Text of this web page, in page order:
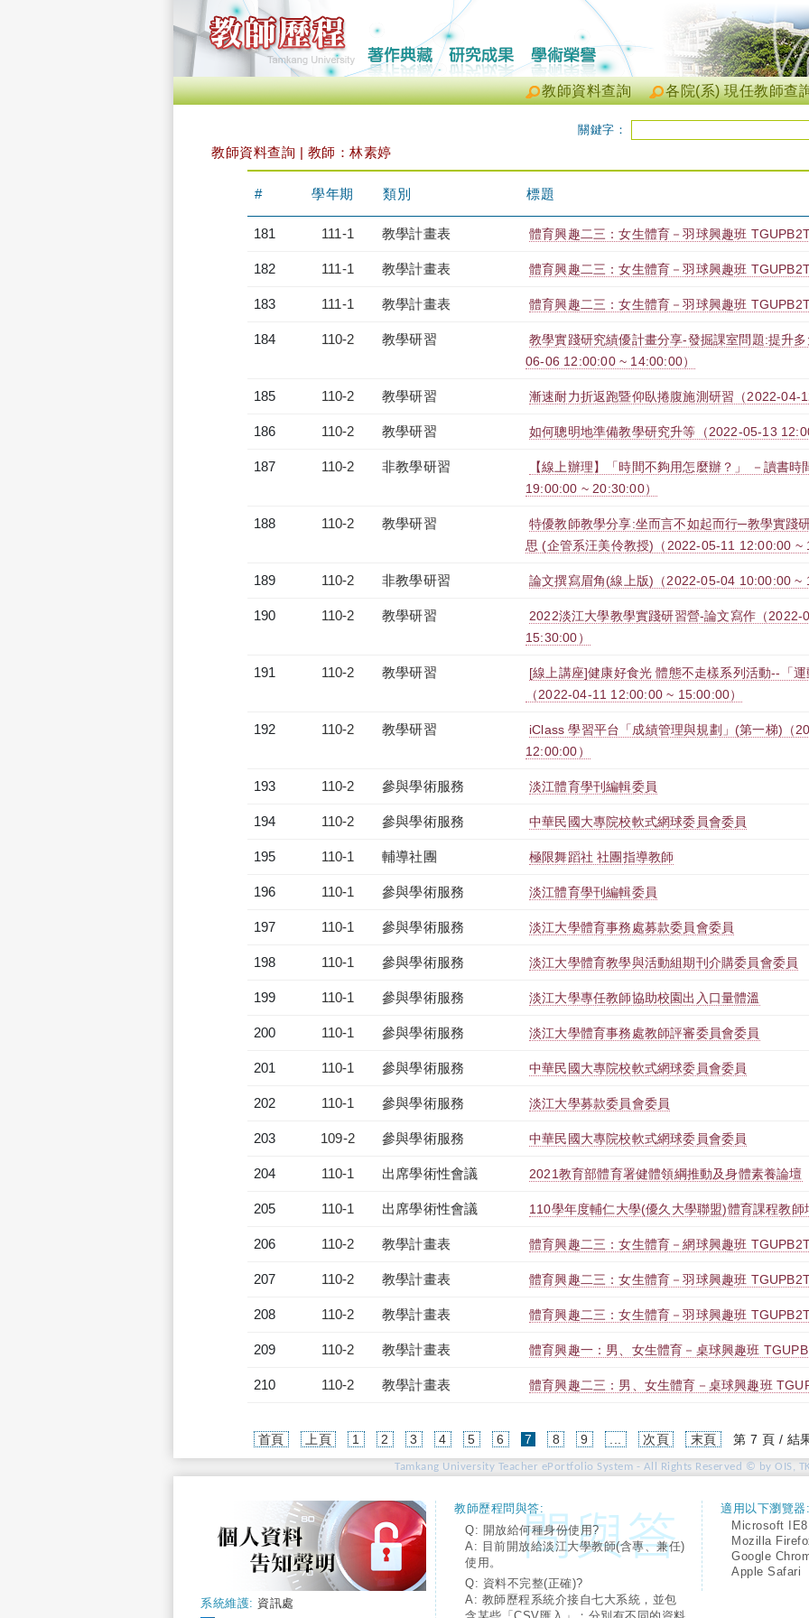
各院(系) 現任教師查
教師資料查詢
關鍵字：
教師資料查詢 | 教師：林素婷
# 學年期 類別 標題
181 111-1 教學計畫表 體育興趣二三：女生體育－羽球興趣班
182 111-1 教學計畫表 體育興趣二三：女生體育－羽球興趣班
183 111-1 教學計畫表 體育興趣二三：女生體育－羽球興趣班
184 110-2 教學研習
教學實踐研究績優計畫分享-發掘課室問題:提升
06-06 12:00:00 ~ 14:00:00）
185 110-2 教學研習 漸速耐力折返跑暨仰臥捲腹施測研習（2022-04-
186 110-2 教學研習 如何聰明地準備教學研究升等（2022-05-13
187 110-2 非教學研習
【線上辦理】「時間不夠用怎麼辦？」 －讀書
19:00:00 ~ 20:30:00）
188 110-2 教學研習
特優教師教學分享:坐而言不如起而行─教學實踐
思 (企管系汪美伶教授)（2022-05-11 12:00:00 ~
189 110-2 非教學研習 論文撰寫眉角(線上版)（2022-05-04 10:00:00 ~
190 110-2 教學研習
2022淡江大學教學實踐研習營-論文寫作（
15:30:00）
191 110-2 教學研習
[線上講座]健康好食光 體態不走樣系列活動--「
（2022-04-11 12:00:00 ~ 15:00:00）
192 110-2 教學研習
iClass 學習平台「成績管理與規劃」(第一梯)（
12:00:00）
193 110-2 參與學術服務 淡江體育學刊編輯委員
194 110-2 參與學術服務 中華民國大專院校軟式網球委員會委員
195 110-1 輔導社團 極限舞蹈社 社團指導教師
196 110-1 參與學術服務 淡江體育學刊編輯委員
197 110-1 參與學術服務 淡江大學體育事務處募款委員會委員
198 110-1 參與學術服務 淡江大學體育教學與活動組期刊介購委員會委員
199 110-1 參與學術服務 淡江大學專任教師協助校園出入口量體溫
200 110-1 參與學術服務 淡江大學體育事務處教師評審委員會委員
201 110-1 參與學術服務 中華民國大專院校軟式網球委員會委員
202 110-1 參與學術服務 淡江大學募款委員會委員
203 109-2 參與學術服務 中華民國大專院校軟式網球委員會委員
204 110-1 出席學術性會議 2021教育部體育署健體領綱推動及身體素養論壇
205 110-1 出席學術性會議 110學年度輔仁大學(優久大學聯盟)體育課程教師
206 110-2 教學計畫表 體育興趣二三：女生體育－網球興趣班
207 110-2 教學計畫表 體育興趣二三：女生體育－羽球興趣班
208 110-2 教學計畫表 體育興趣二三：女生體育－羽球興趣班
209 110-2 教學計畫表 體育興趣一：男、女生體育－桌球興趣班
210 110-2 教學計畫表 體育興趣二三：男、女生體育－桌球興趣班
首頁 上頁 1 2 3 4 5 6 7 (current)
8 9 次頁 末頁 第 7 頁 / 結
Tamkang University Teacher ePortfolio System - All Rights Reserved © by OIS,
系統維護: 資訊處
教師歷程問與答:
Q: 開放給何種身份使用?
A: 目前開放給淡江大學教師(含專、兼任)
使用。
Q: 資料不完整(正確)?
A: 教師歷程系統介接自七大系統，並包
適用以下瀏覽器:
Microsoft
Mozilla
Google
Apple Safari